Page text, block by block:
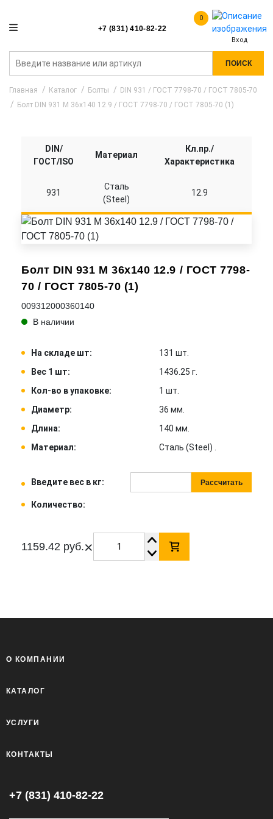
+7 (831) 410-82-22
0
Вход
ПОИСК
Главная Каталог Болты
DIN 931 / ГОСТ 7798-70 / ГОСТ 7805-70
Болт DIN 931 M 36x140 12.9 / ГОСТ 7798-70 / ГОСТ 7805-70 (1)
Болт DIN 931 M 36x140 12.9 / ГОСТ 7798-
70 / ГОСТ 7805-70 (1)
009312000360140
В наличии
На складе шт:
131 шт.
Вес 1 шт:
1436.25 г.
Кол-во в упаковке:
1 шт.
Диаметр:
36 мм.
Длина:
140 мм.
Материал:
Сталь (Steel) .
Введите вес в кг: Рассчитать
Количество:
1159.42 руб.×
DIN/
ГОСТ/ISO
Материал
Кл.пр./
Характеристика
931
Сталь
(Steel)
12.9
О КОМПАНИИ
КАТАЛОГ
УСЛУГИ
КОНТАКТЫ
+7 (831) 410-82-22